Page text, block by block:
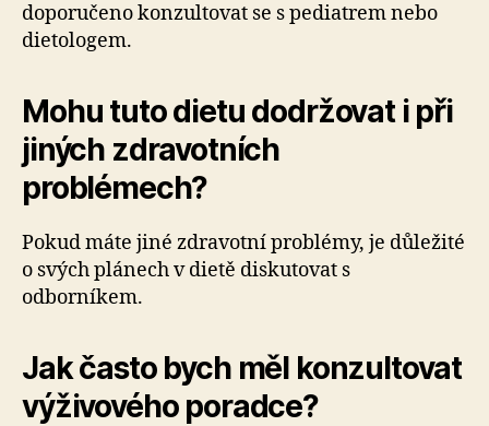
doporučeno konzultovat se s pediatrem nebo
dietologem.
Mohu tuto dietu dodržovat i při
jiných zdravotních
problémech?
Pokud máte jiné zdravotní problémy, je důležité
o svých plánech v dietě diskutovat s
odborníkem.
Jak často bych měl konzultovat
výživového poradce?